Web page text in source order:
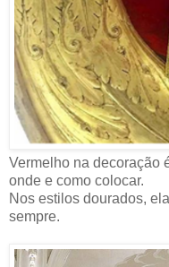
Vermelho na decoração
onde e como colocar.
Nos estilos dourados,
sempre.